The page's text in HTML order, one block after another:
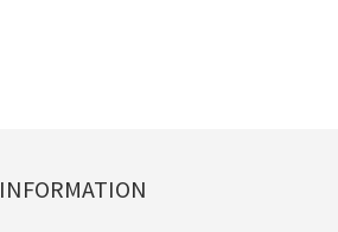
INFORMATION